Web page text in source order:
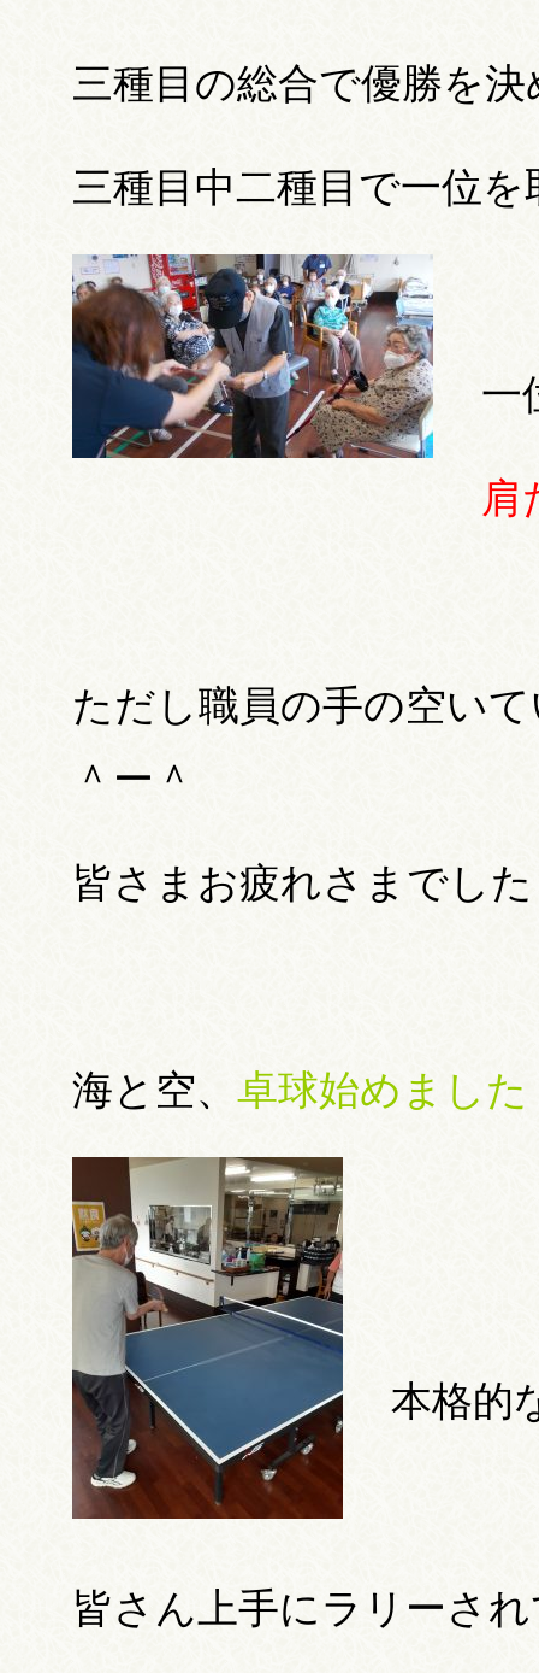
三種目の総合で優勝を
三種目中二種目で一位
一
肩
ただし職員の手の空い
＾ー＾
皆さまお疲れさまでし
海と空、 卓球始めました
本格的
皆さん上手にラリーさ